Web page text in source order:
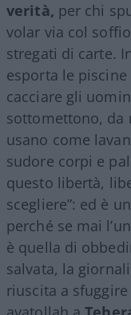
verità, per chi
volar via col
stregati di carte.
esporta le
cacciare gli
sottomettono, da
usano come
sudore corpi e
questo libertà,
scegliere”: ed è
perché se mai
è quella di
salvata, la
riuscita a